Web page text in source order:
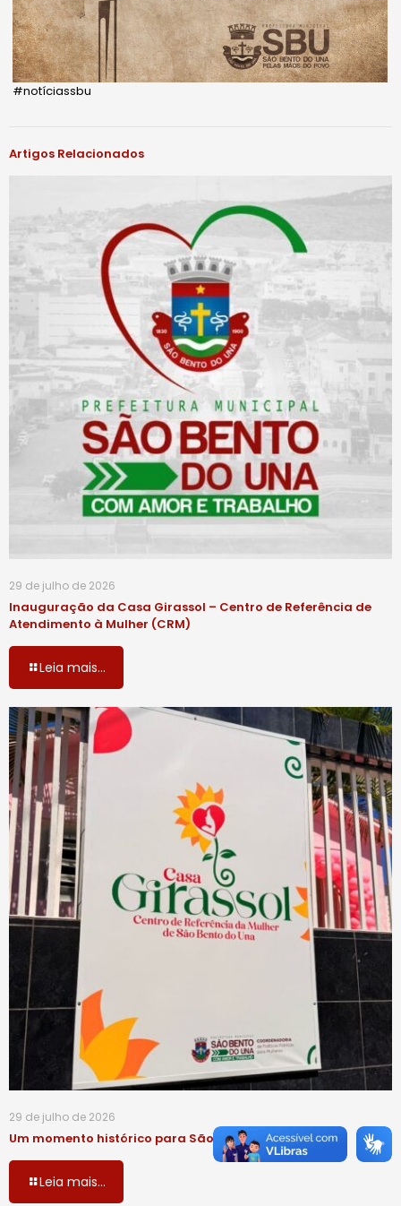
#notíciassbu
Artigos Relacionados
29 de julho de 2026
Inauguração da Casa Girassol – Centro de Referência de
Atendimento à Mulher (CRM)
Leia mais...
29 de julho de 2026
Um momento histórico para São Bento do Una!
Leia mais...